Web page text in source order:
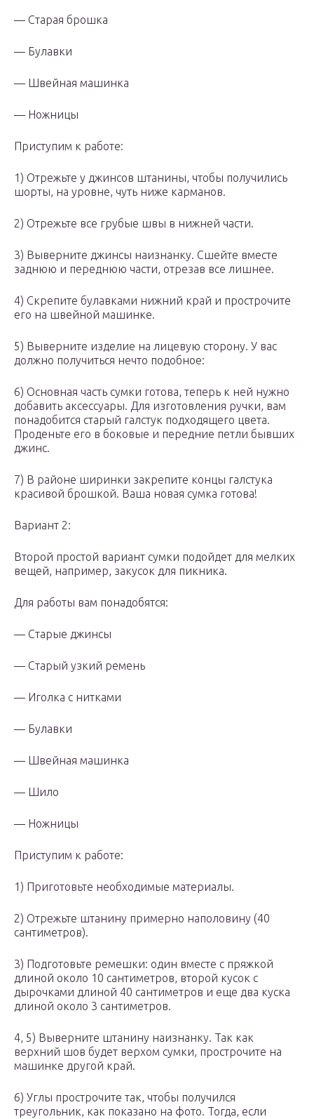
— Старая брошка
— Булавки
— Швейная машинка
— Ножницы
Приступим к работе:
1) Отрежьте у джинсов штанины, чтобы получились
шорты, на уровне, чуть ниже карманов.
2) Отрежьте все грубые швы в нижней части.
3) Выверните джинсы наизнанку. Сшейте вместе
заднюю и переднюю части, отрезав все лишнее.
4) Скрепите булавками нижний край и прострочите
его на швейной машинке.
5) Выверните изделие на лицевую сторону. У вас
должно получиться нечто подобное:
6) Основная часть сумки готова, теперь к ней нужно
добавить аксессуары. Для изготовления ручки, вам
понадобится старый галстук подходящего цвета.
Проденьте его в боковые и передние петли бывших
джинс.
7) В районе ширинки закрепите концы галстука
красивой брошкой. Ваша новая сумка готова!
Вариант 2:
Второй простой вариант сумки подойдет для мелких
вещей, например, закусок для пикника.
Для работы вам понадобятся:
— Старые джинсы
— Старый узкий ремень
— Иголка с нитками
— Булавки
— Швейная машинка
— Шило
— Ножницы
Приступим к работе:
1) Приготовьте необходимые материалы.
2) Отрежьте штанину примерно наполовину (40
сантиметров).
3) Подготовьте ремешки: один вместе с пряжкой
длиной около 10 сантиметров, второй кусок с
дырочками длиной 40 сантиметров и еще два куска
длиной около 3 сантиметров.
4, 5) Выверните штанину наизнанку. Так как
верхний шов будет верхом сумки, прострочите на
машинке другой край.
6) Углы прострочите так, чтобы получился
треугольник, как показано на фото. Тогда, если